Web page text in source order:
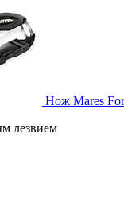
Нож Mares
лезвием